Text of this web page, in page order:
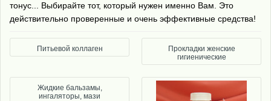
тонус... Выбирайте тот, который нужен именно Вам. Это
действительно проверенные и очень эффективные средства!
Питьевой коллаген
Прокладки женские
гигиенические
Жидкие бальзамы,
ингаляторы, мази